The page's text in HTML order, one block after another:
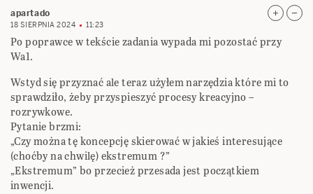
apartado
18 SIERPNIA 2024 11:23
Po poprawce w tekście zadania wypada mi pozostać przy
Wa1.
Wstyd się przyznać ale teraz użyłem narzędzia które mi to
sprawdziło, żeby przyspieszyć procesy kreacyjno –
rozrywkowe.
Pytanie brzmi:
„Czy można tę koncepcję skierować w jakieś interesujące
(choćby na chwilę) ekstremum ?”
„Ekstremum” bo przecież przesada jest początkiem
inwencji.